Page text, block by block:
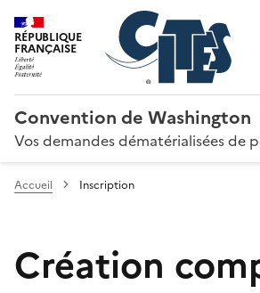
RÉPUBLIQUE
FRANÇAISE
Convention de Washington
Vos demandes dématérialisées de
Accueil Inscription
Création